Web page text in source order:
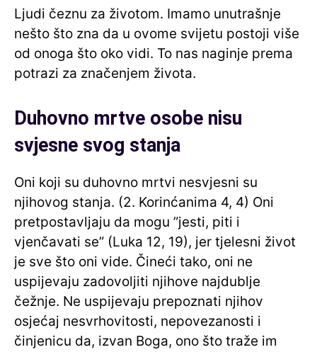
Ljudi čeznu za životom. Imamo unutrašnje
nešto što zna da u ovome svijetu postoji više
od onoga što oko vidi. To nas naginje prema
potrazi za značenjem života.
Duhovno mrtve osobe nisu
svjesne svog stanja
Oni koji su duhovno mrtvi nesvjesni su
njihovog stanja. (2. Korinćanima 4, 4) Oni
pretpostavljaju da mogu ”jesti, piti i
vjenčavati se” (Luka 12, 19), jer tjelesni život
je sve što oni vide. Čineći tako, oni ne
uspijevaju zadovoljiti njihove najdublje
čežnje. Ne uspijevaju prepoznati njihov
osjećaj nesvrhovitosti, nepovezanosti i
činjenicu da, izvan Boga, ono što traže im